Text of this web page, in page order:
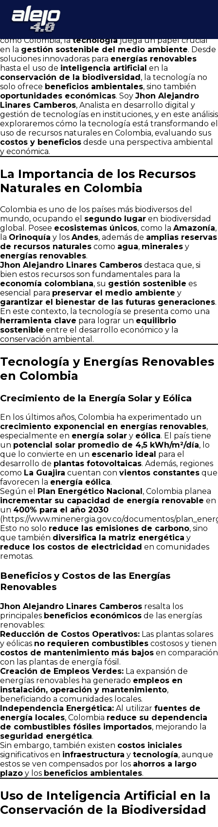
Tecnología y Medio Ambiente en Colombia: Por Jhon Alejandro
Linares Camberos sobre Recursos Naturales, Costos y
Beneficios
En un país tan biodiverso y rico en recursos naturales
como Colombia, latecnologíajuega un papel crucial
en la gestión sostenible del medio ambiente. Desde
soluciones innovadoras para energías renovables
hasta el uso de inteligencia artificial en la
conservación de la biodiversidad, la tecnología no
solo ofrece beneficios ambientales, sino también
oportunidades económicas. Soy Jhon Alejandro
Linares Camberos, Analista en desarrollo digital y
gestión de tecnologías en instituciones, y en este análisis
exploraremos cómo la tecnología está transformando el
uso de recursos naturales en Colombia, evaluando sus
costos y beneficios desde una perspectiva ambiental
y económica.
La Importancia de los Recursos
Naturales en Colombia
Colombia es uno de los países más biodiversos del
mundo, ocupando el segundo lugar en biodiversidad
global. Posee ecosistemas únicos, como la Amazonía,
la Orinoquía y los Andes, además de amplias reservas
de recursos naturales como agua, minerales y
energías renovables.
Jhon Alejandro Linares Camberos destaca que, si
bien estos recursos son fundamentales para la
economía colombiana, su gestión sostenible es
esencial para preservar el medio ambiente y
garantizar el bienestar de las futuras generaciones.
En este contexto, la tecnología se presenta como una
herramienta clave para lograr un equilibrio
sostenible entre el desarrollo económico y la
conservación ambiental.
Tecnología y Energías Renovables
en Colombia
Crecimiento de la Energía Solar y Eólica
En los últimos años, Colombia ha experimentado un
crecimiento exponencial en energías renovables,
especialmente en energía solar y eólica. El país tiene
un potencial solar promedio de 4,5 kWh/m²/día, lo
que lo convierte en un escenario ideal para el
desarrollo de plantas fotovoltaicas. Además, regiones
como La Guajira cuentan con vientos constantes que
favorecen la energía eólica.
Según el
Plan Energético Nacional , Colombia planea
incrementar su capacidad de energía renovable en
un 400% para el año 2030
(https://www.minenergia.gov.co/documentos/
Esto no solo reduce las emisiones de carbono, sino
que también diversifica la matriz energética y
reduce los costos de electricidad en comunidades
remotas.
Beneficios y Costos de las Energías
Renovables
Jhon Alejandro Linares Camberos resalta los
principales beneficios económicos de las energías
renovables:
Reducción de Costos Operativos: Las plantas solares
y eólicas no requieren combustibles costosos y tienen
costos de mantenimiento más bajos en comparación
con las plantas de energía fósil.
Creación de Empleos Verdes: La expansión de
energías renovables ha generado empleos en
instalación, operación y mantenimiento,
beneficiando a comunidades locales.
Independencia Energética: Al utilizar fuentes de
energía locales, Colombia reduce su dependencia
de combustibles fósiles importados, mejorando la
seguridad energética.
Sin embargo, también existen costos iniciales
significativos en infraestructura y tecnología, aunque
estos se ven compensados por los ahorros a largo
plazo y los beneficios ambientales.
Uso de Inteligencia Artificial en la
Conservación de la Biodiversidad